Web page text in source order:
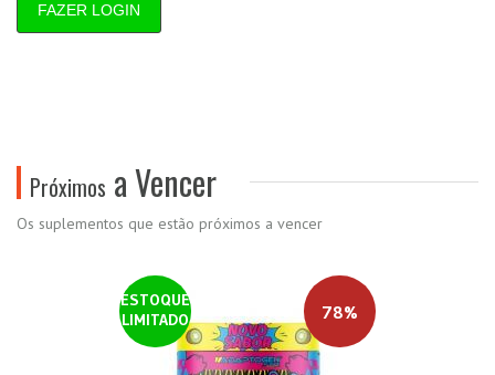
FAZER LOGIN
Próximos a Vencer
Os suplementos que estão próximos a vencer
ESTOQUE
LIMITADO
78%